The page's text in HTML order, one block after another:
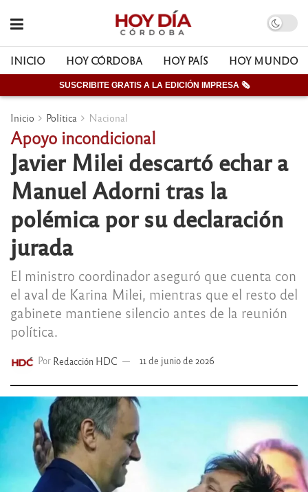
INICIO HOY CÓRDOBA HOY PAÍS HOY MUNDO
SUSCRIBITE GRATIS A LA EDICIÓN IMPRESA 🗞
Inicio Política Nacional
Apoyo incondicional
Javier Milei descartó echar a
Manuel Adorni tras la
polémica por su declaración
jurada
El ministro coordinador aseguró que cuenta con
el aval de Karina Milei, mientras que el resto del
gabinete mantiene silencio antes de la reunión
política.
Por Redacción HDC 11 de junio de 2026